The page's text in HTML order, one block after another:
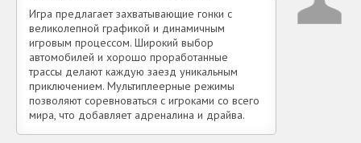
Игра предлагает захватывающие гонки с
великолепной графикой и динамичным
игровым процессом. Широкий выбор
автомобилей и хорошо проработанные
трассы делают каждую заезд уникальным
приключением. Мультиплеерные режимы
позволяют соревноваться с игроками со всего
мира, что добавляет адреналина и драйва.